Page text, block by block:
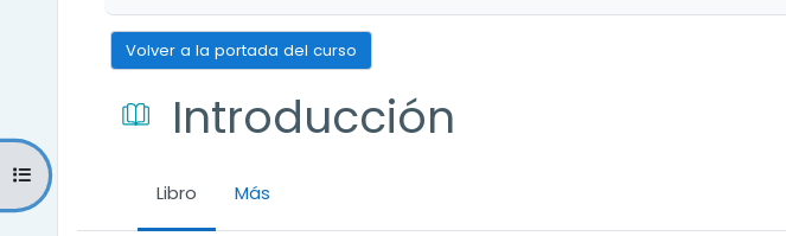
Abrir índice del curso
Volver a la portada del curso
Introducción
Libro Más